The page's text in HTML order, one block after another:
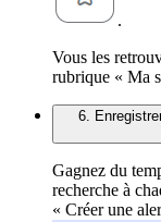
.
Vous les
rubrique « Ma
6.
Gagnez du
recherche à
« Créer une